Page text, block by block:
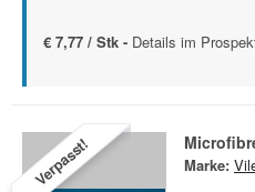
€ 7,77 / Stk - Details im
Verpasst! Marke: